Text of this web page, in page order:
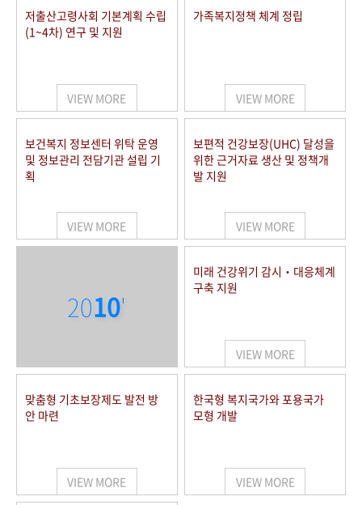
저출산고령사회 기본계획 수립
(1~4차) 연구 및 지원
VIEW MORE
가족복지정책 체계 정립
VIEW MORE
보건복지 정보센터 위탁 운영
및 정보관리 전담기관 설립 기
획
VIEW MORE
보편적 건강보장(UHC) 달성을
위한 근거자료 생산 및 정책개
발 지원
VIEW MORE
2010'
미래 건강위기 감시‧대응체계
구축 지원
VIEW MORE
맞춤형 기초보장제도 발전 방
안 마련
VIEW MORE
한국형 복지국가와 포용국가
모형 개발
VIEW MORE